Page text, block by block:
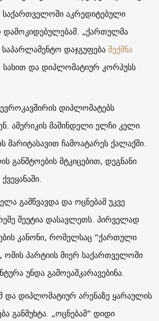
აკრედიტებული
დამოკიდებულებამ. „ქართულმა
დაჯგუფებაშექმნა
სახით და დიპლომატიურ კორპუსს
დიპლომატებს
ამერიკის მაშინდელი ელჩი კელი
მარიტასავით ჩამოატარეს ქალაქში.
განშტოების მტკიცებით, დეგნანი
გამწვავდა და ოცნებამ უკვე
შეუტია დასავლეთს. პირველად
კანონი, რომელსაც “ქართული
ომის პარტიის მიერ საქართველოში
უნდა გამოეაშკარავებინა.
და დიპლომატიურ არენაზე ყარაულის
განმუხტა. „ოცნებამ“ დიდი